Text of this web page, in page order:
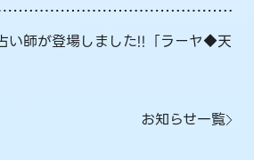
い師が登場しました!!「ラーヤ◆天
お知らせ一覧